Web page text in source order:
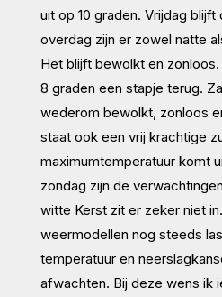
uit op 10 graden. Vrijdag
overdag zijn er zowel natte
Het blijft bewolkt en
8 graden een stapje terug.
wederom bewolkt, zonloos
staat ook een vrij krachtige
maximumtemperatuur komt
zondag zijn de
witte Kerst zit er zeker niet
weermodellen nog steeds
temperatuur en
afwachten. Bij deze wens ik